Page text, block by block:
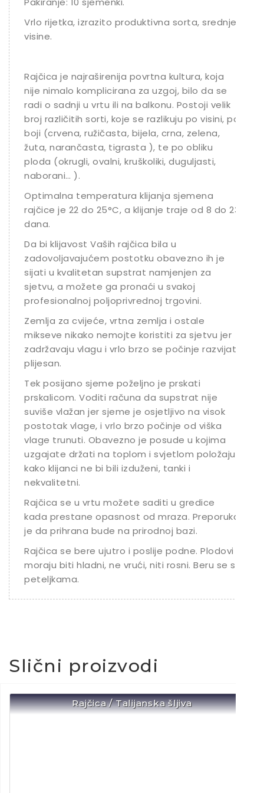
Vrlo rijetka, izrazito produktivna sorta, srednje
visine.
Rajčica je najraširenija povrtna kultura, koja
nije nimalo komplicirana za uzgoj, bilo da se
radi o sadnji u vrtu ili na balkonu. Postoji velik
broj različitih sorti, koje se razlikuju po visini, po
boji (crvena, ružičasta, bijela, crna, zelena,
žuta, narančasta, tigrasta ), te po obliku
ploda (okrugli, ovalni, kruškoliki, duguljasti,
naborani… ).
Optimalna temperatura klijanja sjemena
rajčice je 22 do 25°C, a klijanje traje od 8 do 23
dana.
Da bi klijavost Vaših rajčica bila u
zadovoljavajućem postotku obavezno ih je
sijati u kvalitetan supstrat namjenjen za
sjetvu, a možete ga pronaći u svakoj
profesionalnoj poljoprivrednoj trgovini.
Zemlja za cvijeće, vrtna zemlja i ostale
mikseve nikako nemojte koristiti za sjetvu jer
zadržavaju vlagu i vrlo brzo se počinje razvijati
plijesan.
Tek posijano sjeme poželjno je prskati
prskalicom. Voditi računa da supstrat nije
suviše vlažan jer sjeme je osjetljivo na visok
postotak vlage, i vrlo brzo počinje od viška
vlage trunuti. Obavezno je posude u kojima
uzgajate držati na toplom i svjetlom položaju
kako klijanci ne bi bili izduženi, tanki i
nekvalitetni.
Rajčica se u vrtu možete saditi u gredice
kada prestane opasnost od mraza. Preporuka
je da prihrana bude na prirodnoj bazi.
Rajčica se bere ujutro i poslije podne. Plodovi
moraju biti hladni, ne vrući, niti rosni. Beru se s
peteljkama.
Slični proizvodi
Rajčica / Talijanska šljiva